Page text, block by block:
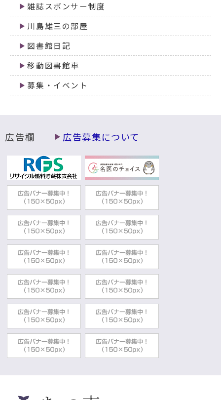
雑誌スポンサー制度
川島雄三の部屋
図書館日記
移動図書館車
募集・イベント
広告欄 広告募集について